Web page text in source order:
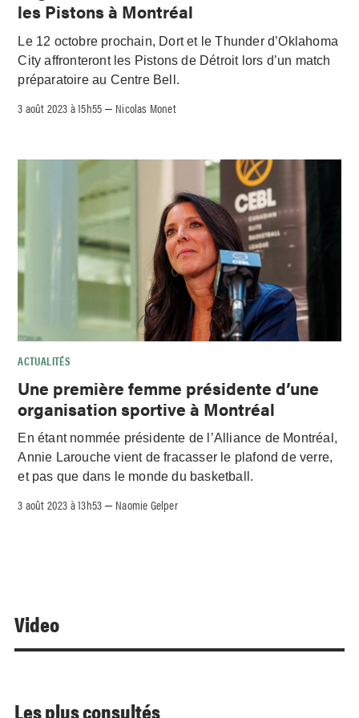
les Pistons à Montréal
Le 12 octobre prochain, Dort et le Thunder d’Oklahoma
City affronteront les Pistons de Détroit lors d’un match
préparatoire au Centre Bell.
3 août 2023 à 15h55 – Nicolas Monet
ACTUALITÉS
Une première femme présidente d’une
organisation sportive à Montréal
En étant nommée présidente de l’Alliance de Montréal,
Annie Larouche vient de fracasser le plafond de verre,
et pas que dans le monde du basketball.
3 août 2023 à 13h53 – Naomie Gelper
Video
Les plus consultés